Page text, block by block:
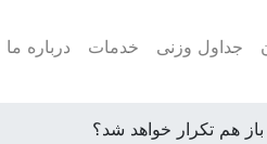
جداول وزنی خدمات درباره ما
هم تکرار خواهد شد؟